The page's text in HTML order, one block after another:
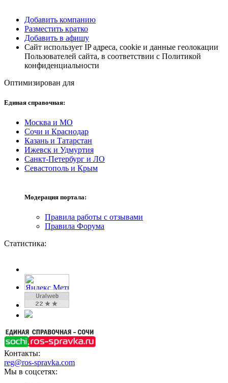
Добавить компанию
Разместить кратко
Добавить в афишу
Сайт использует IP адреса, cookie и данные геолокации
Пользователей сайта, в соответствии с Политикой
конфиденциальности
Оптимизирован для
Единая справочная:
Москва и МО
Сочи и Краснодар
Казань и Татарстан
Ижевск и Удмуртия
Санкт-Петербург и ЛО
Севастополь и Крым
Модерация портала:
Правила работы с отзывами
Правила Форума
Статистика:
Контакты:
reg@ros-spravka.com
Мы в соцсетях: